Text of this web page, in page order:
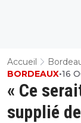
Accueil
« Ce
supplié
BORDEAUX•16